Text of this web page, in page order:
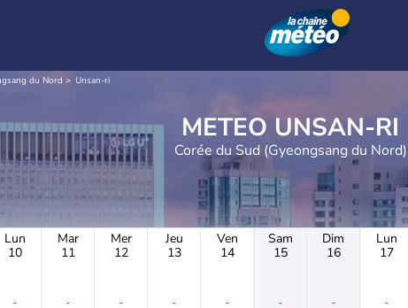
du Nord Unsan-ri
METEO UNSAN-RI
Corée du Sud (Gyeongsang du Nord)
Lun
10
-
Mar
11
-
Mer
12
-
Jeu
13
-
Ven
14
-
Sam
15
-
Dim
16
-
Lun
17
-